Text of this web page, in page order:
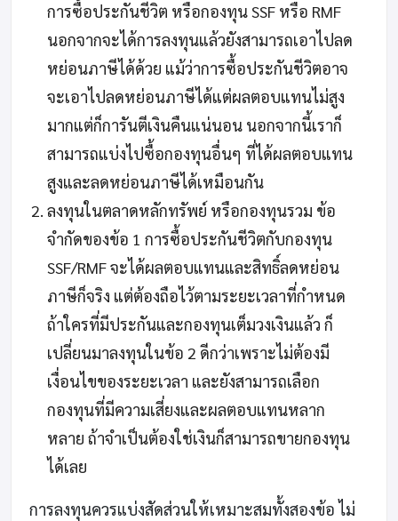
การซื้อประกันชีวิต หรือกองทุน SSF หรือ RMF
นอกจากจะได้การลงทุนแล้วยังสามารถเอาไปลด
หย่อนภาษีได้ด้วย แม้ว่าการซื้อประกันชีวิตอาจ
จะเอาไปลดหย่อนภาษีได้แต่ผลตอบแทนไม่สูง
มากแต่ก็การันตีเงินคืนแน่นอน นอกจากนี้เราก็
สามารถแบ่งไปซื้อกองทุนอื่นๆ ที่ได้ผลตอบแทน
สูงและลดหย่อนภาษีได้เหมือนกัน
ลงทุนในตลาดหลักทรัพย์ หรือกองทุนรวม ข้อ
จำกัดของข้อ 1 การซื้อประกันชีวิตกับกองทุน
SSF/RMF จะได้ผลตอบแทนและสิทธิ์ลดหย่อน
ภาษีก็จริง แต่ต้องถือไว้ตามระยะเวลาที่กำหนด
ถ้าใครที่มีประกันและกองทุนเต็มวงเงินแล้ว ก็
เปลี่ยนมาลงทุนในข้อ 2 ดีกว่าเพราะไม่ต้องมี
เงื่อนไขของระยะเวลา และยังสามารถเลือก
กองทุนที่มีความเสี่ยงและผลตอบแทนหลาก
หลาย ถ้าจำเป็นต้องใช่เงินก็สามารถขายกองทุน
ได้เลย
การลงทุนควรแบ่งสัดส่วนให้เหมาะสมทั้งสองข้อ ไม่